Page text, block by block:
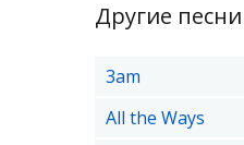
Другие
3am
All the Ways